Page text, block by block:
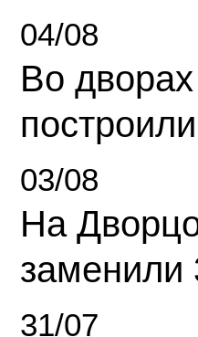
04/08
Во
03/08
На
заменили
31/07